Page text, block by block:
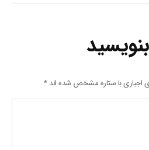
اجباری با ستاره مشخص شده اند*